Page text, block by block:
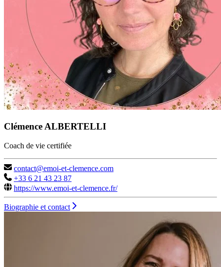
Clémence ALBERTELLI
Coach de vie certifiée
contact@emoi-et-clemence.com
+33 6 21 43 23 87
https://www.emoi-et-clemence.fr/
Biographie et contact